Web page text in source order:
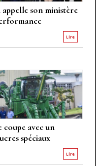
son ministère
Lire
coupe avec un
spéciaux
Lire